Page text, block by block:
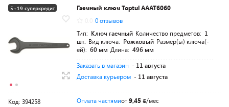
5+19 суперкредит
Гаечный ключ Toptul AAAT6060
0 отзывов
Тип: Ключ гаечный Количество предметов: 1
шт. Вид ключа: Рожковый Размер(ы) ключа(-
ей): 60 мм Длина: 496 мм
Заказать в магазин - 11 августа
Доставка курьером - 11 августа
Код: 394258 Оплата частямиот9,45
/мес